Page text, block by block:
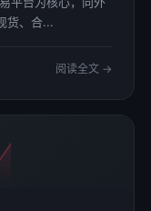
货、合...
阅读全文 →